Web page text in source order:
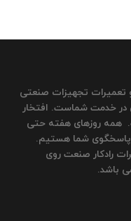
تعمیرات تجهیزات صنعتی
در خدمت شماست. افتخار
همه روزهای هفته حتی
از ساعت 8 صبح تا 10 شب پاسخگوی شما هستیم.
رادکار صنعت روی
باشد.